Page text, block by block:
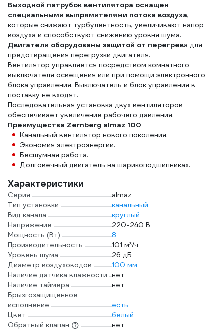
Выходной патрубок вентилятора оснащен
специальными выпрямителями потока воздуха,
которые снижают турбулентность, увеличивают напор
воздуха и способствуют снижению уровня шума.
Двигатели оборудованы защитой от перегрева для
предотвращения перегрузки двигателя.
Вентилятор управляется посредством комнатного
выключателя освещения или при помощи электронного
блока управления. Выключатель и блок управления в
поставку не входят.
Последовательная установка двух вентиляторов
обеспечивает увеличение рабочего давления.
Преимущества Zernberg almaz 100
Канальный вентилятор нового поколения.
Экономия электроэнергии.
Бесшумная работа.
Долговечный двигатель на шарикоподшипниках.
Характеристики
Серия
almaz
Тип установки
канальный
Вид канала
круглый
Напряжение
220-240 В
Мощность (Вт)
8
Производительность
101 м³/ч
Уровень шума
26 дБ
Диаметр воздуховодов
100 мм
Наличие датчика влажности нет
Наличие таймера
нет
Брызгозащищенное
исполнение
есть
Цвет
белый
Обратный клапан
нет